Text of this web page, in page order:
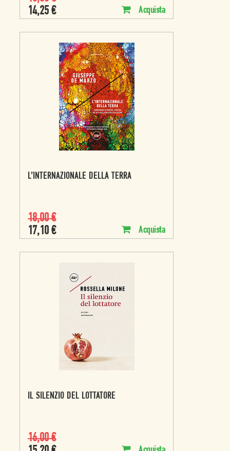
14,25 € Acquista
L’INTERNAZIONALE DELLA TERRA
18,00€
17,10 € Acquista
IL SILENZIO DEL LOTTATORE
16,00€